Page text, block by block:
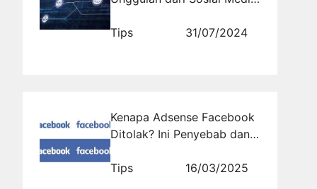
Peringkat Google Anda
Tips 31/07/2024
Kenapa Adsense Facebook
Ditolak? Ini Penyebab dan
Tips
16/03/2025